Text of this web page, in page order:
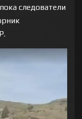
следователи